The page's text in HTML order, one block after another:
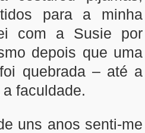
para a minha
com a Susie por
depois que uma
quebrada – até a
faculdade.
uns anos senti-me